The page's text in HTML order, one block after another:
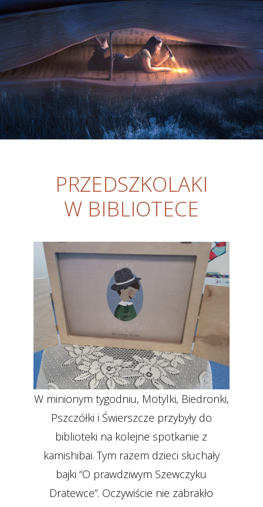
PRZEDSZKOLAKI
W BIBLIOTECE
W minionym tygodniu, Motylki, Biedronki,
Pszczółki i Świerszcze przybyły do
biblioteki na kolejne spotkanie z
kamishibai. Tym razem dzieci słuchały
bajki “O prawdziwym Szewczyku
Dratewce”. Oczywiście nie zabrakło